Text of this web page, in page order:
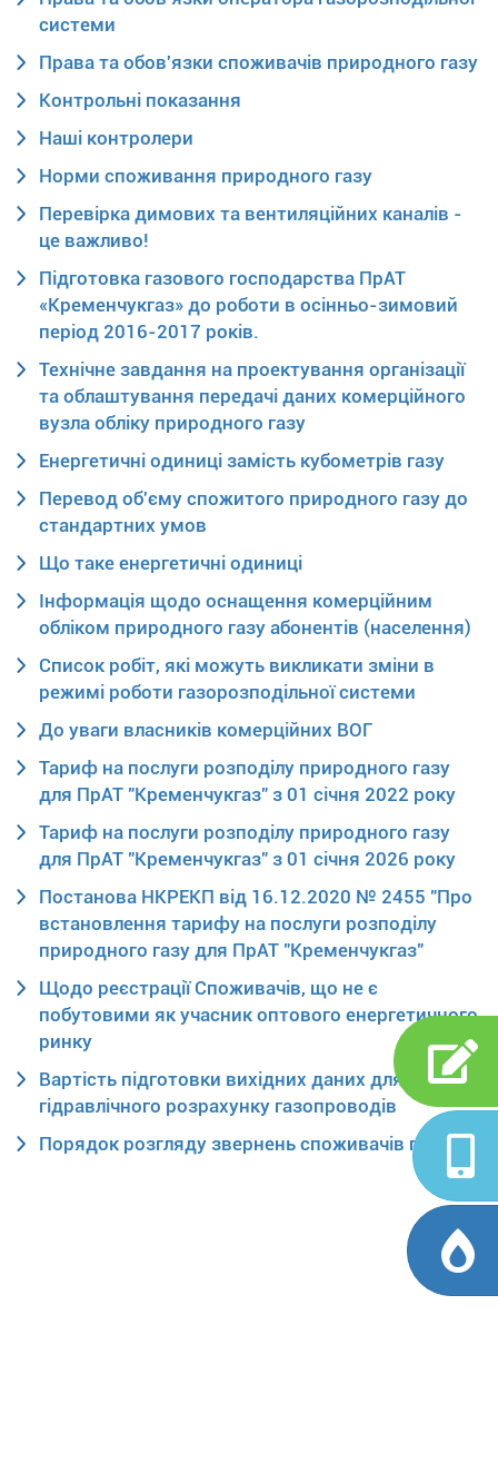
системи
Права та обов'язки споживачів природного газу
Контрольні показання
Наші контролери
Норми споживання природного газу
Перевірка димових та вентиляційних каналів -
це важливо!
Підготовка газового господарства ПрАТ
«Кременчукгаз» до роботи в осінньо-зимовий
період 2016-2017 років.
Технічне завдання на проектування організації
та облаштування передачі даних комерційного
вузла обліку природного газу
Енергетичні одиниці замість кубометрів газу
Перевод об'єму спожитого природного газу до
стандартних умов
Що таке енергетичні одиниці
Інформація щодо оснащення комерційним
обліком природного газу абонентів (населення)
Список робіт, які можуть викликати зміни в
режимі роботи газорозподільної системи
До уваги власників комерційних ВОГ
Тариф на послуги розподілу природного газу
для ПрАТ "Кременчукгаз" з 01 січня 2022 року
Тариф на послуги розподілу природного газу
для ПрАТ "Кременчукгаз" з 01 січня 2026 року
Постанова НКРЕКП від 16.12.2020 № 2455 "Про
встановлення тарифу на послуги розподілу
природного газу для ПрАТ "Кременчукгаз"
Щодо реєстрації Споживачів, що не є
побутовими як учасник оптового енергетичного
ринку
Вартість підготовки вихідних даних для
гідравлічного розрахунку газопроводів
Порядок розгляду звернень споживачів послуг